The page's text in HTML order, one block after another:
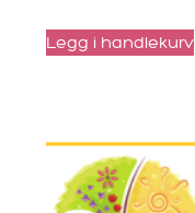
Legg i handlekurv